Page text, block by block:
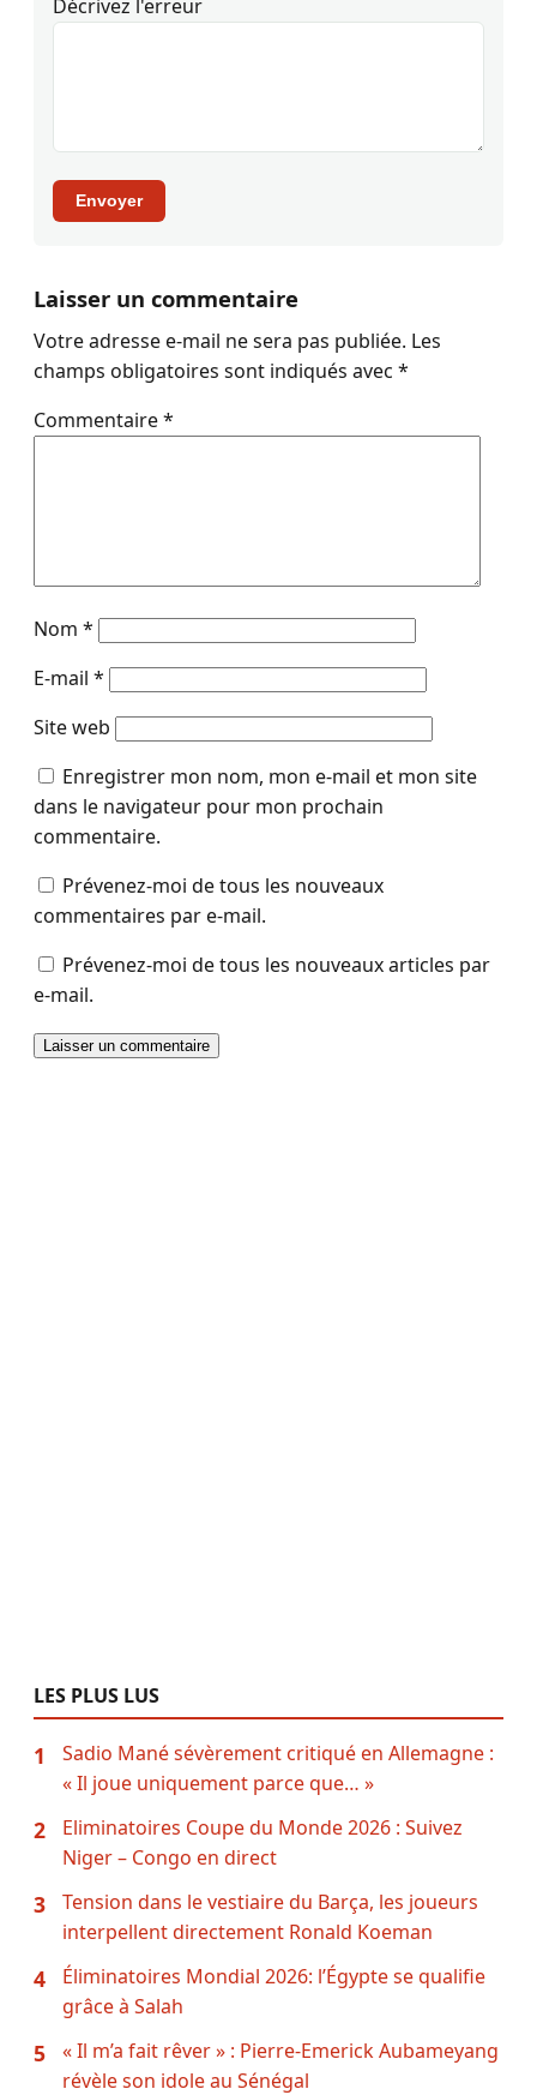
Décrivez l'erreur
Envoyer
Laisser un commentaire
Votre adresse e-mail ne sera pas publiée. Les
champs obligatoires sont indiqués avec *
Commentaire*
Nom *
E-mail *
Site web
Enregistrer mon nom, mon e-mail et mon site
dans le navigateur pour mon prochain
commentaire.
Prévenez-moi de tous les nouveaux
commentaires par e-mail.
Prévenez-moi de tous les nouveaux articles par
e-mail.
LES PLUS LUS
1
Sadio Mané sévèrement critiqué en Allemagne :
« Il joue uniquement parce que… »
2
Eliminatoires Coupe du Monde 2026 : Suivez
Niger – Congo en direct
3
Tension dans le vestiaire du Barça, les joueurs
interpellent directement Ronald Koeman
4
Éliminatoires Mondial 2026: l’Égypte se qualifie
grâce à Salah
5
« Il m’a fait rêver » : Pierre-Emerick Aubameyang
révèle son idole au Sénégal